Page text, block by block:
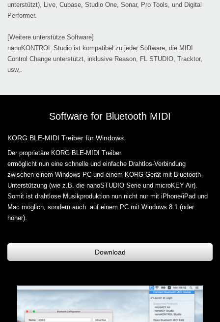
unterstützt), Live, Cubase, Studio One, Sonar, Pro Tools, und Digital
Performer.
[Weitere unterstütze Software]
nanoKONTROL Studio ist kompatibel zu jeder Software, die MIDI
Control Change unterstützt, inklusive Reason, FL STUDIO, Tracktor,
usw,.
Software for Bluetooth MIDI
KORG BLE-MIDI Treiber für Windows
Der proprietäre KORG BLE-MIDI Treiber
ermöglicht nun eine schnelle und einfache Drahtlos-Verbindung
zwischen einem Windows PC und einem KORG Gerät mit Bluetooth-
Unterstützung (wie z.B. die nanoSTUDIO Serie und microKEY Air).
Somit ist drahtlose Musikproduktion nun nicht nur mit iPhone/iPad und
Mac möglich, sondern auch auf einem PC mit Windows 8.1 (oder
höher).
Download